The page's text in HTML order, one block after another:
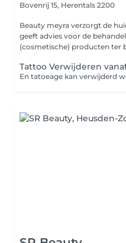
Bovenrij 15, Herentals 2200
Beauty meyra verzorgt de huid, behandelt huidproblemen,
geeft advies voor de
(cosmetische) producten ter
Tattoo Verwijderen